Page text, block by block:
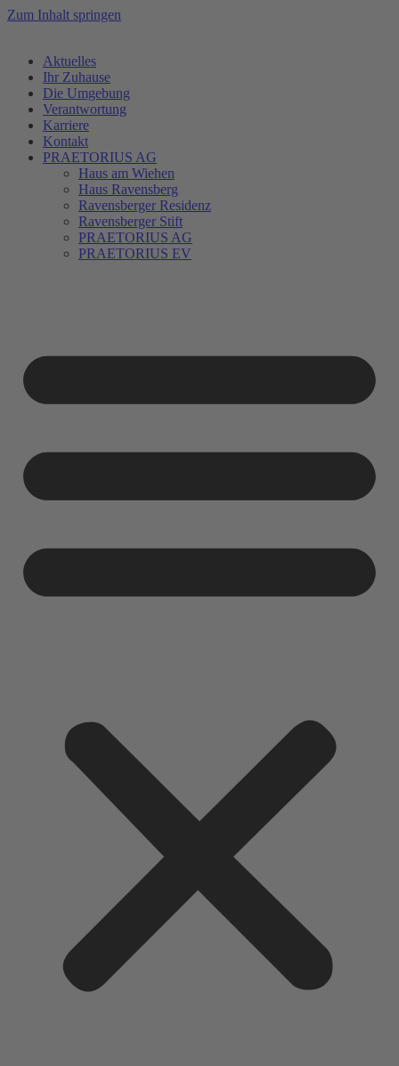
Zum Inhalt springen
Aktuelles
Ihr Zuhause
Die Umgebung
Verantwortung
Karriere
Kontakt
PRAETORIUS AG
Haus am Wiehen
Haus Ravensberg
Ravensberger Residenz
Ravensberger Stift
PRAETORIUS AG
PRAETORIUS EV